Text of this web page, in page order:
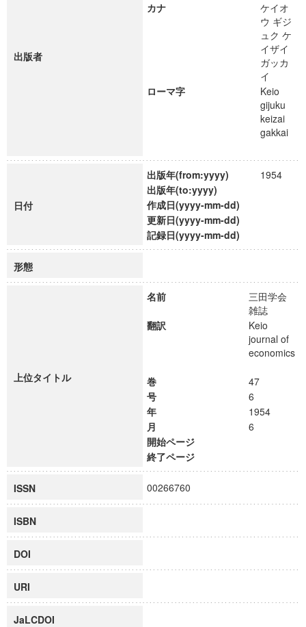
出版者
カナ
ケイオ
ウ ギジ
ュク ケ
イザイ
ガッカ
イ
ローマ字
Keio
gijuku
keizai
gakkai
日付
出版年(from:yyyy)
1954
出版年(to:yyyy)
作成日(yyyy-mm-dd)
更新日(yyyy-mm-dd)
記録日(yyyy-mm-dd)
形態
上位タイトル
名前
三田学会
雑誌
翻訳
Keio
journal of
economics
巻
47
号
6
年
1954
月
6
開始ページ
終了ページ
ISSN 00266760
ISBN
DOI
URI
JaLCDOI